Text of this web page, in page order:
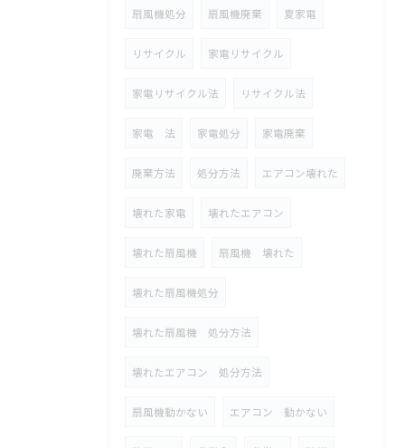
扇風機処分 扇風機廃棄 夏家電
リサイクル 家電リサイクル
家電リサイクル法 リサイクル法
家電 法 家電処分 家電廃棄
廃棄方法 処分方法 エアコン壊れた
壊れた家電 壊れたエアコン
壊れた扇風機 扇風機 壊れた
壊れた扇風機処分
壊れた扇風機 処分方法
壊れたエアコン 処分方法
扇風機動かない エアコン 動かない